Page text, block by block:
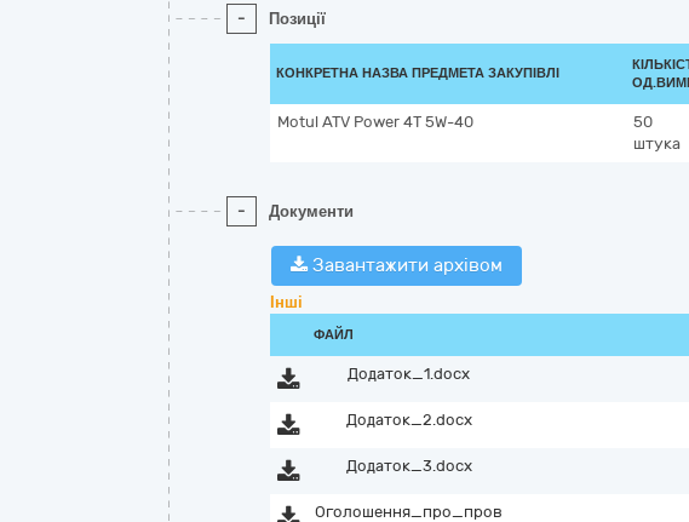
- Позиції
КОНКРЕТНА НАЗВА ПРЕДМЕТА ЗАКУПІВЛІ
Motul ATV Power 4T 5W-40
50
штука
- Документи
Завантажити архівом
Інші
ФАЙЛ
Додаток_1.docx
Додаток_2.docx
Додаток_3.docx
Оголошення_про_пров